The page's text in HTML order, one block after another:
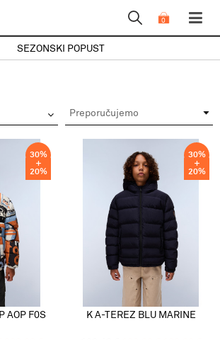
0
SEZONSKI POPUST
30%
20%
AOP F0S
30%
20%
K A-TEREZ BLU MARINE